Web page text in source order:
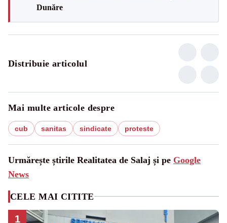
Dunăre
Distribuie articolul
Mai multe articole despre
cub sanitas sindicate proteste
Urmărește știrile Realitatea de Salaj și pe Google
News
CELE MAI CITITE
1